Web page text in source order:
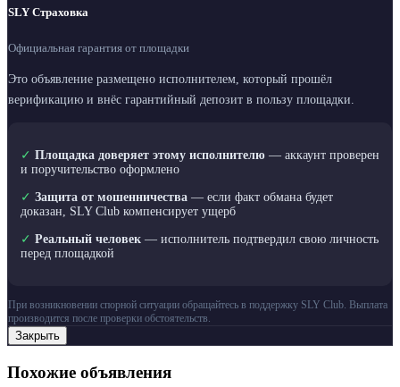
SLY Страховка
Официальная гарантия от площадки
Это объявление размещено исполнителем, который прошёл
верификацию и внёс гарантийный депозит в пользу площадки.
✓ Площадка доверяет этому исполнителю — аккаунт проверен
и поручительство оформлено
✓ Защита от мошенничества — если факт обмана будет
доказан, SLY Club компенсирует ущерб
✓ Реальный человек — исполнитель подтвердил свою личность
перед площадкой
При возникновении спорной ситуации обращайтесь в поддержку SLY Club. Выплата
производится после проверки обстоятельств.
Закрыть
Похожие объявления